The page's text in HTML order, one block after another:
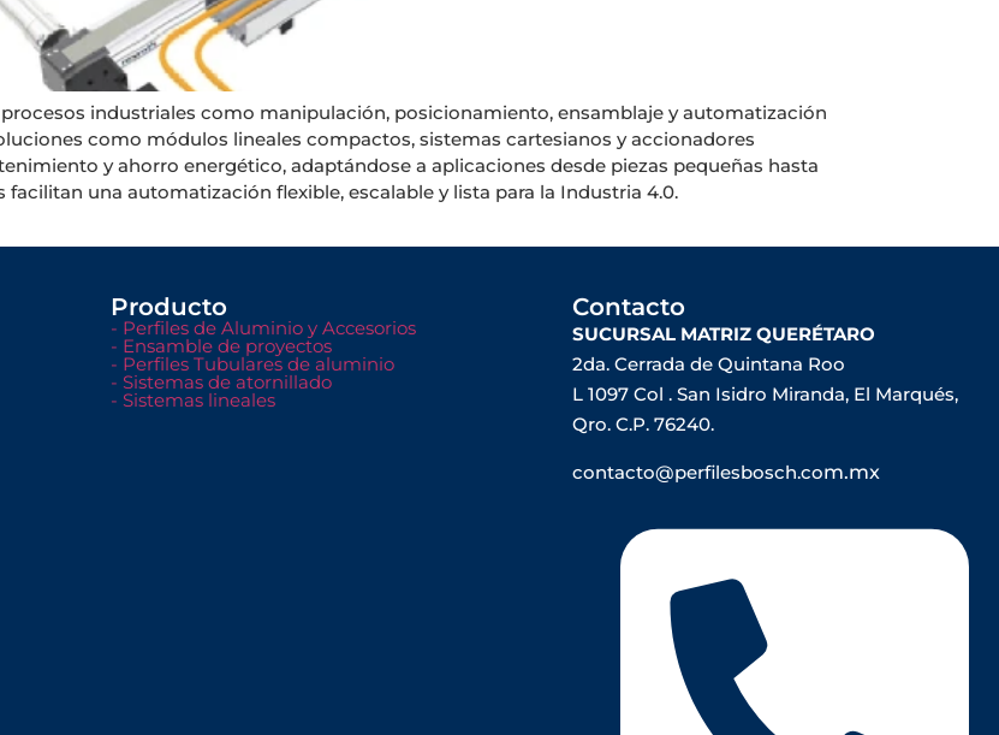
industriales como manipulación, posicionamiento, ensamblaje y automatización
como módulos lineales compactos, sistemas cartesianos y accionadores
y ahorro energético, adaptándose a aplicaciones desde piezas pequeñas hasta
una automatización flexible, escalable y lista para la Industria 4.0.
Producto
- Perfiles de Aluminio y Accesorios
- Ensamble de proyectos
- Perfiles Tubulares de aluminio
- Sistemas de atornillado
- Sistemas lineales
Contacto
SUCURSAL MATRIZ QUERÉTARO
2da. Cerrada de Quintana Roo
L 1097 Col . San Isidro Miranda, El Marqués,
Qro. C.P. 76240.
contacto@perfilesbosch.com.mx